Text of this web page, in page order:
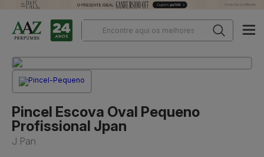
Pincel Escova Oval Pequeno
Profissional Jpan
J Pan